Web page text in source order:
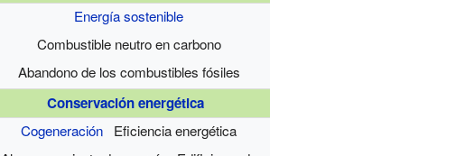
Energía sostenible
Combustible neutro en carbono
Abandono de los combustibles fósiles
Conservación energética
Cogeneración
Eficiencia energética